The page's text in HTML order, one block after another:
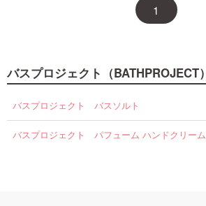
1
バスプロジェクト（BATHPROJECT）
バスプロジェクト バスソルト
バスプロジェクト パフューム ハンドクリーム